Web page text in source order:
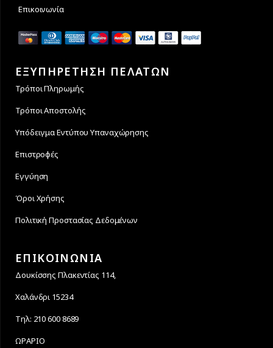
Επικοινωνία
ΕΞΥΠΗΡΕΤΗΣΗ ΠΕΛΑΤΩΝ
Τρόποι Πληρωμής
Τρόποι Αποστολής
Υπόδειγμα Εντύπου Υπαναχώρησης
Επιστροφές
Εγγύηση
Όροι Χρήσης
Πολιτική Προστασίας Δεδομένων
ΕΠΙΚΟΙΝΩΝΙΑ
Δουκίσσης Πλακεντίας 114,
Χαλάνδρι 15234
Τηλ: 210 600 8689
ΩΡΑΡΙΟ